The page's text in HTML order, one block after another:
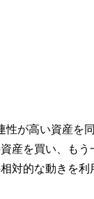
性が高い資産を
産を買い、も
対的な動きを